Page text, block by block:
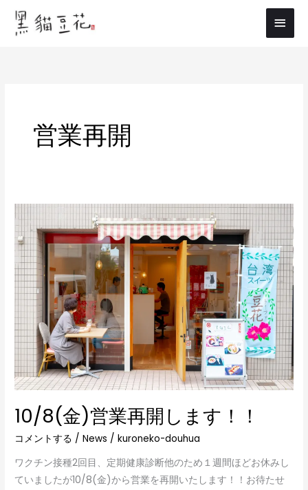
メ
イ
営業再開
10/8(金)営業再開します！！
コメントする /News /kuroneko-douhua
ワクチン接種2回目、定期健康診断他のため１週間ほどお休みし
ていましたが10/8(金)から営業を再開いたします！！お待たせ
営
業
再
開
し
ま
す！！